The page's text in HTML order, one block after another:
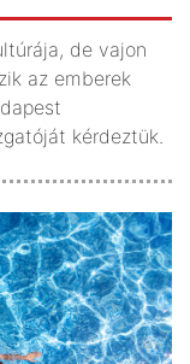
de vajon
az emberek
kérdeztük.